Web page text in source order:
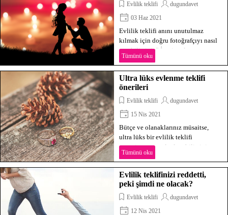
Evlilik teklifi
dugundavet
03 Haz 2021
Evlilik teklifi anını unutulmaz
kılmak için doğru fotoğrafçıyı nasıl
seçebilirsiniz? İşte ipuçları ve
öneriler.
Tümünü oku
Ultra lüks evlenme teklifi
önerileri
Evlilik teklifi
dugundavet
15 Nis 2021
Bütçe ve olanaklarınız müsaitse,
ultra lüks bir evlilik teklifi
organizasyonu planlayabilirsiniz.
Birbirinden farklı ve ilginç evlilik
teklifi önerilerimizden biri mutlaka
sizin için.
Tümünü oku
Evlilik teklifinizi reddetti,
peki şimdi ne olacak?
Evlilik teklifi
dugundavet
12 Nis 2021